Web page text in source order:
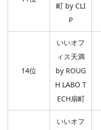
町 by CLI
P
14位
いいオフ
ィス天満
by ROUG
H LABO T
ECH扇町
いいオフ